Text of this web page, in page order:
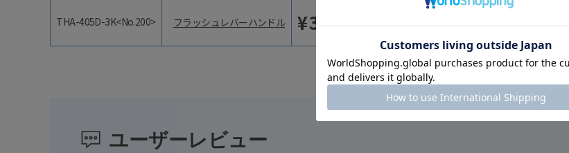
THA-405D-3K<No.200> フラッシュレバーハンドル ¥3,100 ¥3,410
ユーザーレビュー